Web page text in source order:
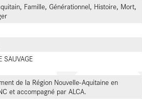
Famille, Générationnel, Histoire, Mort,
SAUVAGE
de la Région Nouvelle-Aquitaine en
et accompagné par ALCA.